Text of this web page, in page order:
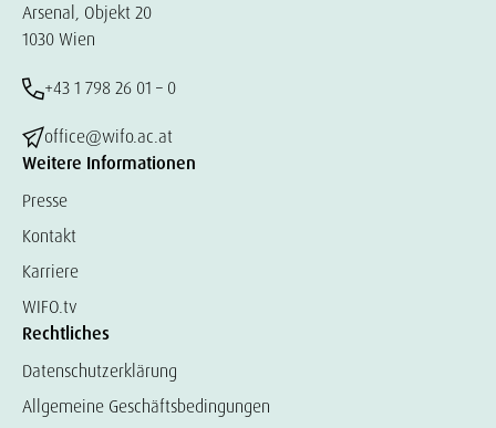
Arsenal, Objekt 20
1030 Wien
+43 1 798 26 01 – 0
office@wifo.ac.at
Weitere Informationen
Presse
Kontakt
Karriere
WIFO.tv
Rechtliches
Datenschutzerklärung
Allgemeine Geschäftsbedingungen